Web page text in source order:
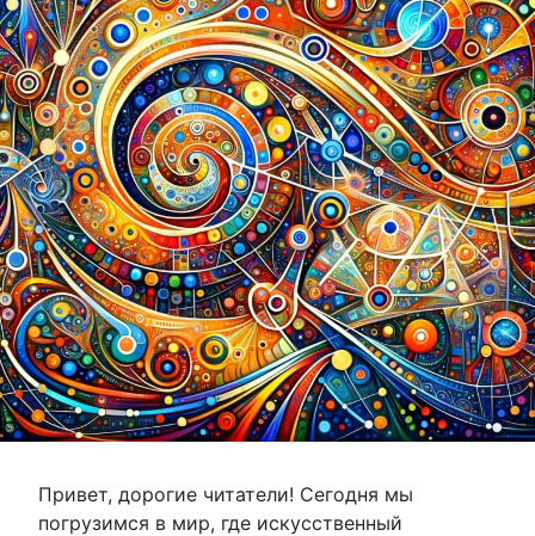
Привет, дорогие читатели! Сегодня мы
погрузимся в мир, где искусственный